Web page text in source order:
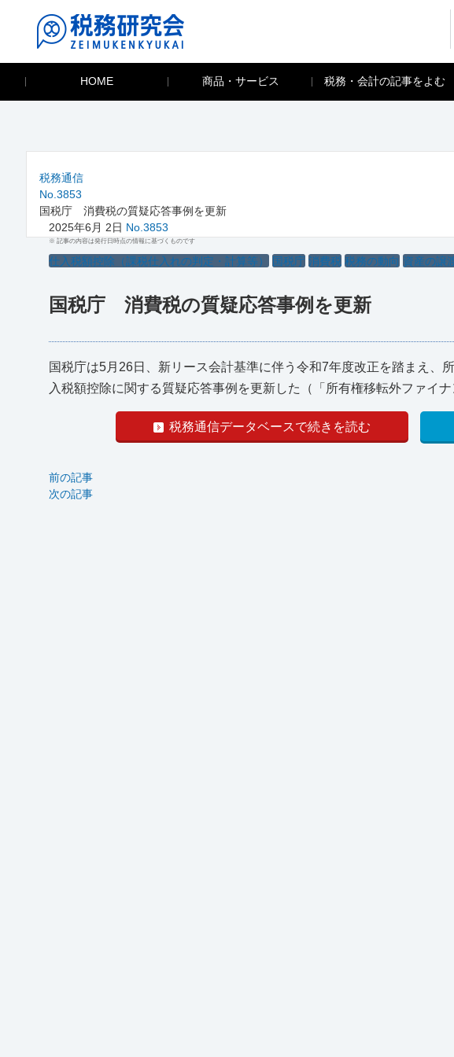
HOME 商品・サービス 税務・会計の記事をよむ
税務通信
No.3853
国税庁 消費税の質疑応答事例を更新
2025年6月 2日 No.3853
※ 記事の内容は発行日時点の情報に基づくものです
仕入税額控除（課税仕入れの判定・計算等） 国税庁 消費税 税務の動向 資産の譲
国税庁 消費税の質疑応答事例を更新
国税庁は5月26日、新リース会計基準に伴う令和7年度改正を踏まえ、
入税額控除に関する質疑応答事例を更新した（「所有権移転外ファイ
税務通信データベースで続きを読む
前の記事
次の記事